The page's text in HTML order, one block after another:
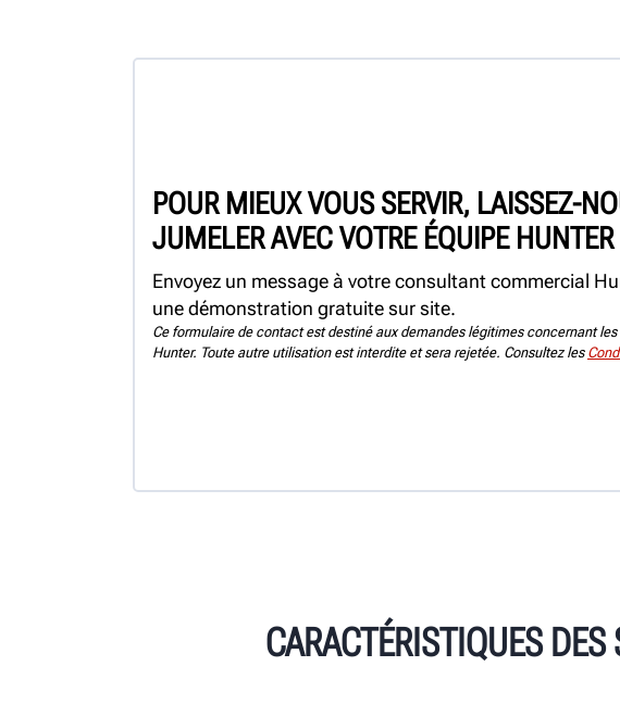
POUR MIEUX VOUS SERVIR, LAISSEZ-
JUMELER AVEC VOTRE ÉQUIPE
Envoyez un message à votre consultant commercial
une démonstration gratuite sur site.
Ce formulaire de contact est destiné aux demandes légitimes concernant
Hunter. Toute autre utilisation est interdite et sera rejetée. Consultez les
CARACTÉRISTIQUES